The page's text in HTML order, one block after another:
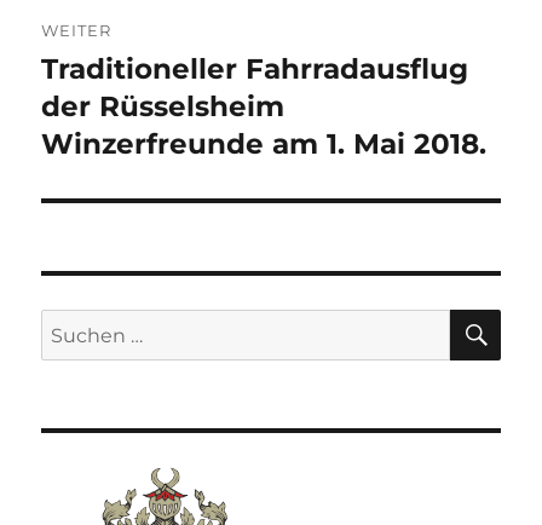
WEITER
Nächster
Beitrag:
Traditioneller Fahrradausflug
der Rüsselsheim
Winzerfreunde am 1. Mai 2018.
Suche
nach: